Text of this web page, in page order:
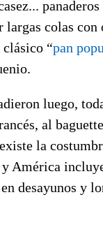
panaderos
largas colas con
“pan
luego,
al
la
América
desayunos y